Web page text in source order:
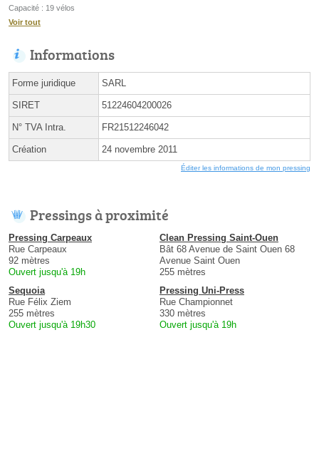
Capacité : 19 vélos
Voir tout
Informations
Forme juridique SARL
SIRET 51224604200026
N° TVA Intra. FR21512246042
Création 24 novembre 2011
Éditer les informations de mon pressing
Pressings à proximité
Pressing Carpeaux
Rue Carpeaux
92 mètres
Ouvert jusqu'à 19h
Clean Pressing Saint-Ouen
Bât 68 Avenue de Saint Ouen 68
Avenue Saint Ouen
255 mètres
Sequoia
Rue Félix Ziem
255 mètres
Ouvert jusqu'à 19h30
Pressing Uni-Press
Rue Championnet
330 mètres
Ouvert jusqu'à 19h